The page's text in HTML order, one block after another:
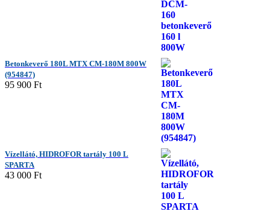
Betonkeverő 180L MTX CM-180M 800W
(954847)
95 900 Ft
Vízellátó, HIDROFOR tartály 100 L
SPARTA
43 000 Ft